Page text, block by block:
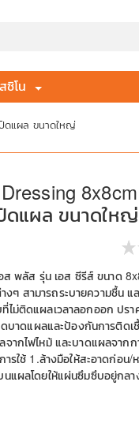
ซิโน
ดแผล ขนาดใหญ่
8x8cm
ดแผล ขนาดใหญ่
ส พลัส รุ่น เอส ซีรีส์ ขนาด
สามารถระบายความชื้น แ
ไม่ติดแผลเวลาลอกออก ปร
ดบาดแผลและป้องกันการติด
กไฟไหม้ และบาดแผลจาก
รใช้ 1.ล้างมือให้สะอาดก่อน/
แผลโดยให้แผ่นซึมซึบอยู่กล